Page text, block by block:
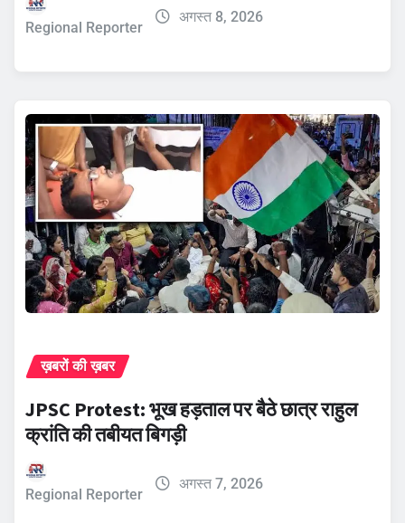
Regional Reporter
अगस्त 8, 2026
ख़बरों की ख़बर
JPSC Protest: भूख हड़ताल पर बैठे छात्र राहुल
क्रांति की तबीयत बिगड़ी
Regional Reporter
अगस्त 7, 2026